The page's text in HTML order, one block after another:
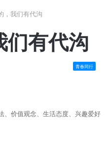
，我们有代沟
们有代沟
青春同行
价值观念、生活态度、兴趣爱好